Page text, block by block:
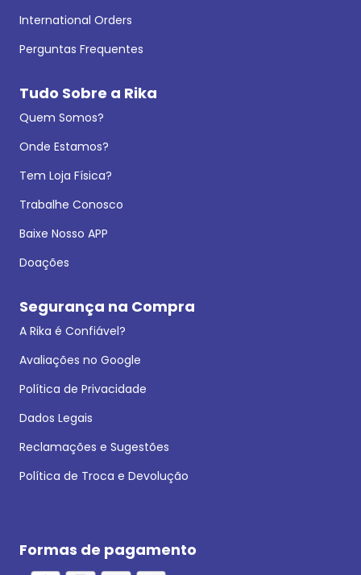
International Orders
Perguntas Frequentes
Tudo Sobre a Rika
Quem Somos?
Onde Estamos?
Tem Loja Física?
Trabalhe Conosco
Baixe Nosso APP
Doações
Segurança na Compra
A Rika é Confiável?
Avaliações no Google
Política de Privacidade
Dados Legais
Reclamações e Sugestões
Política de Troca e Devolução
Formas de pagamento